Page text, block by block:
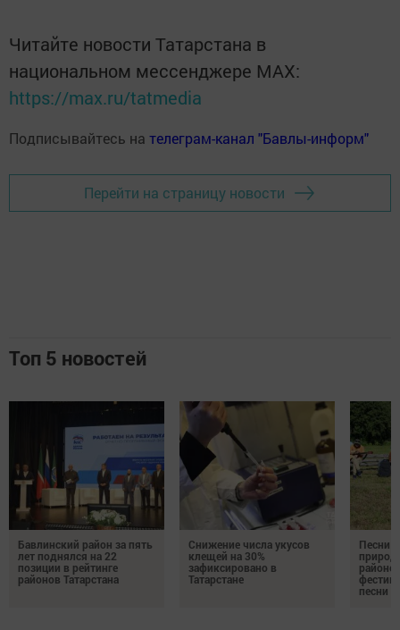
Читайте новости Татарстана в
национальном мессенджере MАХ:
https://max.ru/tatmedia
Подписывайтесь на телеграм-канал "Бавлы-информ"
Перейти на страницу новости
Топ 5 новостей
Бавлинский район за пять
лет поднялся на 22
позиции в рейтинге
районов Татарстана
Снижение числа укусов
клещей на 30%
зафиксировано в
Татарстане
Песни
районе
песни